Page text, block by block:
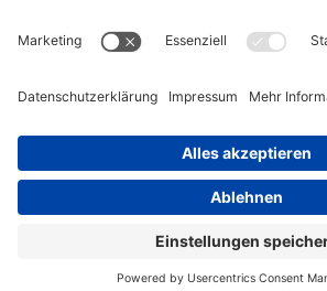
RECHTLICHE INFORMATIONEN
DSC SOFTWARE AG